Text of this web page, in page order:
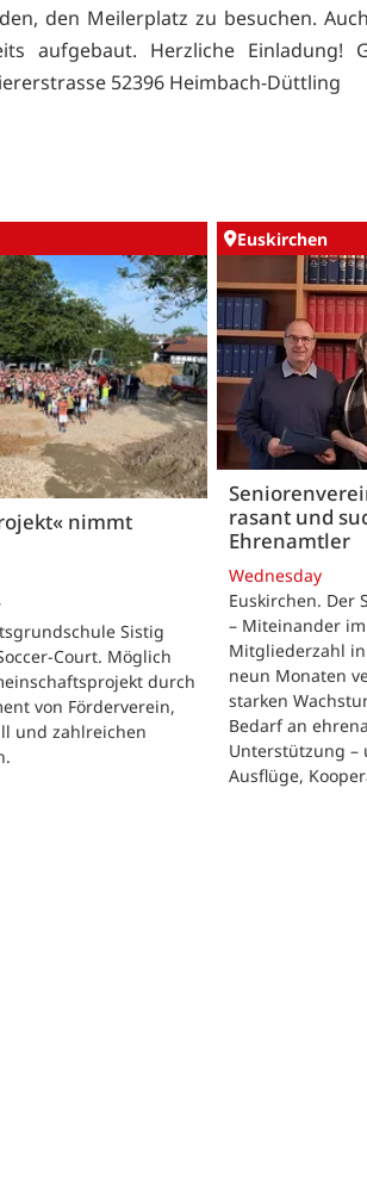
den Meilerplatz zu besuchen.
aufgebaut. Herzliche Einladung!
52396 Heimbach-Düttling
nimmt
Sistig
Court. Möglich
durch
von Förderverein,
und zahlreichen
Euskirchen
rasant und
Ehrenamtler
Wednesday
Euskirchen. Der
– Miteinander
Mitgliederzahl
neun Monaten
starken
Bedarf an
Unterstützung
Ausflüge,